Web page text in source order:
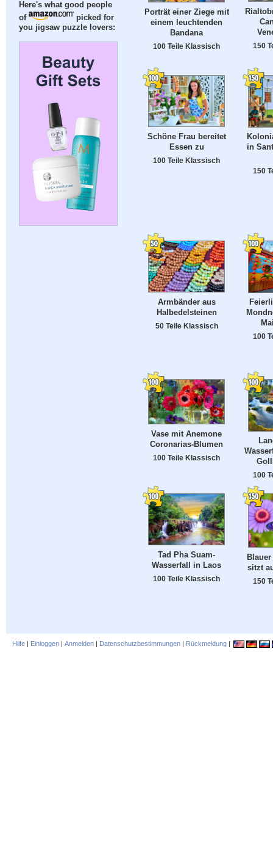
Here's what good people
of
picked for
you jigsaw puzzle lovers:
Porträt einer Ziege mit
einem leuchtenden
Bandana
100 Teile Klassisch 150
Schöne Frau bereitet
Essen zu
100 Teile Klassisch
in
150
Armbänder aus
Halbedelsteinen
50 Teile Klassisch
100
Vase mit Anemone
Coronarias-Blumen
100 Teile Klassisch
100
Tad Pha Suam-
Wasserfall in Laos
100 Teile Klassisch
sitzt
150
Hilfe | Einloggen | Anmelden | Datenschutzbestimmungen | Rückmeldung |